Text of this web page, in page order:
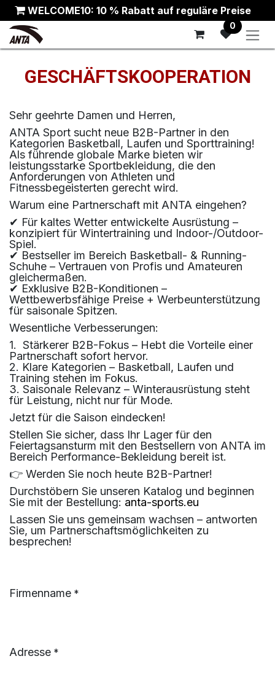
Zum Inhalt springen
WELCOME10: 10 % Rabatt auf reguläre Preise
0
GESCHÄFTSKOOPERATION
Sehr geehrte Damen und Herren,
ANTA Sport sucht neue B2B-Partner in den
Kategorien Basketball, Laufen und Sporttraining!
Als führende globale Marke bieten wir
leistungsstarke Sportbekleidung, die den
Anforderungen von Athleten und
Fitnessbegeisterten gerecht wird.
Warum eine Partnerschaft mit ANTA eingehen?
✔ Für kaltes Wetter entwickelte Ausrüstung –
konzipiert für Wintertraining und Indoor-/Outdoor-
Spiel.
✔ Bestseller im Bereich Basketball- & Running-
Schuhe – Vertrauen von Profis und Amateuren
gleichermaßen.
✔ Exklusive B2B-Konditionen –
Wettbewerbsfähige Preise + Werbeunterstützung
für saisonale Spitzen.
Wesentliche Verbesserungen:
1. Stärkerer B2B-Fokus – Hebt die Vorteile einer
Partnerschaft sofort hervor.
2. Klare Kategorien – Basketball, Laufen und
Training stehen im Fokus.
3. Saisonale Relevanz – Winterausrüstung steht
für Leistung, nicht nur für Mode.
Jetzt für die Saison eindecken!
Stellen Sie sicher, dass Ihr Lager für den
Feiertagsansturm mit den Bestsellern von ANTA im
Bereich Performance-Bekleidung bereit ist.
👉 Werden Sie noch heute B2B-Partner!
Durchstöbern Sie unseren Katalog und beginnen
Sie mit der Bestellung: anta-sports.eu
Lassen Sie uns gemeinsam wachsen – antworten
Sie, um Partnerschaftsmöglichkeiten zu
besprechen!​
Firmenname *
Adresse *